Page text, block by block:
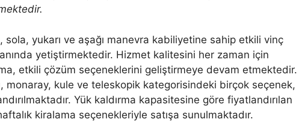
yukarı ve aşağı manevra kabiliyetine sahip etkili vinç
yetiştirmektedir. Hizmet kalitesini her zaman için
etkili çözüm seçeneklerini geliştirmeye devam etmektedir.
monaray, kule ve teleskopik kategorisindeki birçok seçenek,
Yük kaldırma kapasitesine göre fiyatlandırılan
kiralama seçenekleriyle satışa sunulmaktadır.